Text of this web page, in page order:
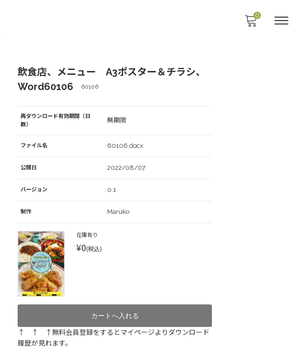
0
飲食店、メニュー A3ポスター＆チラシ、
Word60106
60106
再ダウンロード有効期間（日
数）
無期限
ファイル名 60106.docx
公開日 2022/08/07
バージョン 0.1
制作 Maruko
在庫有り
¥0(税込)
↑ ↑ ↑無料会員登録をするとマイページよりダウンロード
履歴が見れます。